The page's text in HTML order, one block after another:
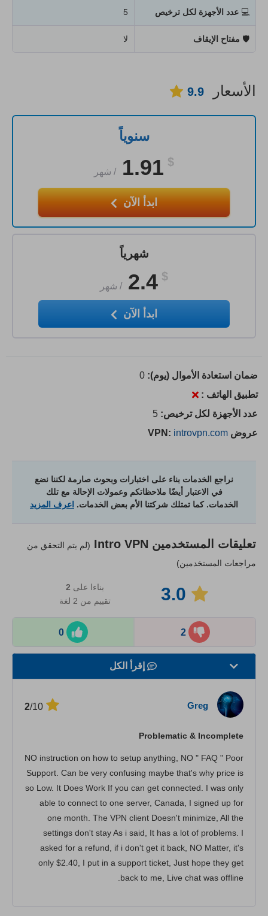
💻 عدد الأجهزة لكل ترخيص 5
🛡 مفتاح الإيقاف لا
الأسعار 9.9
سنوياً
$
1.91
/ شهر
ابدأ الآن
شهرياً
$
2.4
/ شهر
ابدأ الآن
ضمان استعادة الأموال (يوم): 0
تطبيق الهاتف :
عدد الأجهزة لكل ترخيص: 5
عروض VPN: introvpn.com
نراجع الخدمات بناء على اختبارات وبحوث صارمة لكننا نضع
في الاعتبار أيضًا ملاحظاتكم وعمولات الإحالة مع تلك
الخدمات. كما تمتلك شركتنا الأم بعض الخدمات. اعرف المزيد
تعليقات المستخدمين Intro VPN (لم يتم التحقق من
مراجعات المستخدمين)
3.0 بناءا على 2
تقييم من 2 لغة
0 2
إقرأ الكل
خدمة الزبائن
Greg
/10
Problematic & Incomplete
NO instruction on how to setup anything, NO " FAQ " Poor
Support. Can be very confusing maybe that's why price is
so Low. It Does Work If you can get connected. I was only
able to connect to one server, Canada, I signed up for
one month. The VPN client Doesn't minimize, All the
settings don't stay As i said, It has a lot of problems. I
asked for a refund, if i don't get it back, NO Matter, it's
only $2.40, I put in a support ticket, Just hope they get
back to me, Live chat was offline.